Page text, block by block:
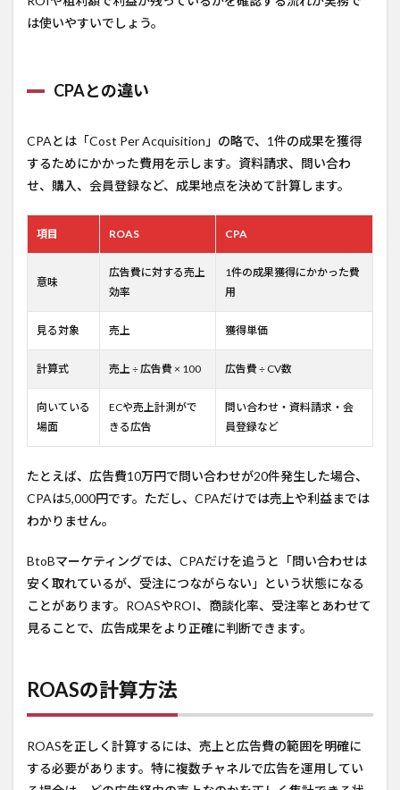
は使いやすいでしょう。
CPAとの違い
CPAとは「Cost Per Acquisition」の略で、1件の成果を獲得
するためにかかった費用を示します。資料請求、問い合わ
せ、購入、会員登録など、成果地点を決めて計算します。
項目 ROAS CPA
意味
広告費に対する売上
効率
1件の成果獲得にかかった費
用
見る対象 売上 獲得単価
計算式 売上 ÷ 広告費 × 100 広告費 ÷ CV数
向いている
場面
ECや売上計測がで
きる広告
問い合わせ・資料請求・会
員登録など
たとえば、広告費10万円で問い合わせが20件発生した場合、
CPAは5,000円です。ただし、CPAだけでは売上や利益までは
わかりません。
BtoBマーケティングでは、CPAだけを追うと「問い合わせは
安く取れているが、受注につながらない」という状態になる
ことがあります。ROASやROI、商談化率、受注率とあわせて
見ることで、広告成果をより正確に判断できます。
ROASの計算方法
ROASを正しく計算するには、売上と広告費の範囲を明確に
する必要があります。特に複数チャネルで広告を運用してい